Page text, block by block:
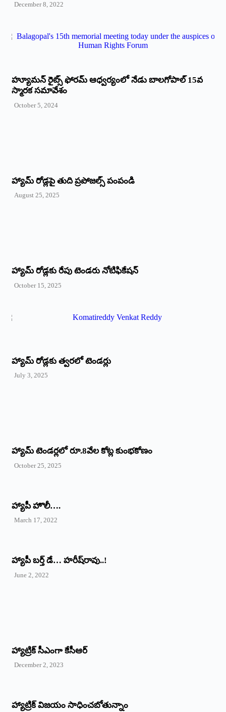
December 8, 2022
హ్యూమన్‌ రైట్స్‌ ఫోరమ్‌ ఆధ్వర్యంలో నేడు బాలగోపాల్‌ 15వ
స్మారక సమావేశం
October 5, 2024
హ్యామ్‌ రోడ్లపై తుది ప్రపోజల్స్‌ పంపండి
August 25, 2025
హ్యామ్‌ రోడ్లకు రేపు టెండరు నోటిఫికేషన్‌
October 15, 2025
హ్యామ్‌ రోడ్లకు త్వరలో టెండర్లు
July 3, 2025
హ్యామ్‌ ‌టెండర్లలో రూ.8వేల కోట్ల కుంభకోణం
October 25, 2025
హ్యాపీ హొలీ….
March 17, 2022
హ్యాపీ బర్త్ ‌డే… హరీష్‌రావు..!
June 2, 2022
హ్యాట్రిక్‌ ‌సీఎంగా కేసీఆర్‌
December 2, 2023
హ్యాట్రిక్‌ విజయం సాధించబోతున్నాం